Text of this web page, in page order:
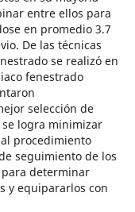
entre ellos para
en promedio 3.7
De las técnicas
se realizó en
fenestrado
selección de
logra minimizar
procedimiento
seguimiento de los
para determinar
y equipararlos con